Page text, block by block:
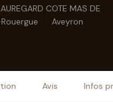
COTE MAS DE
· Aveyron
Avis Infos